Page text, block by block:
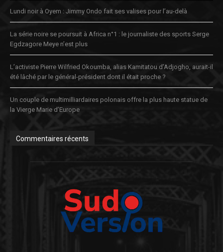
Lundi noir à Oyem : Jimmy Ondo fait ses valises pour l’au-delà
La série noire se poursuit à Africa n°1 : le journaliste des sports Serge
Egdzagore Meye n’est plus
L’activiste Pierre Wilfried Okoumba, alias Kamitatou d’Adjogho, aurait-il
été lâché par le général-président dont il était proche ?
Un couple de multimilliardaires polonais offre la plus haute statue de
la Vierge Marie d’Europe
Commentaires récents